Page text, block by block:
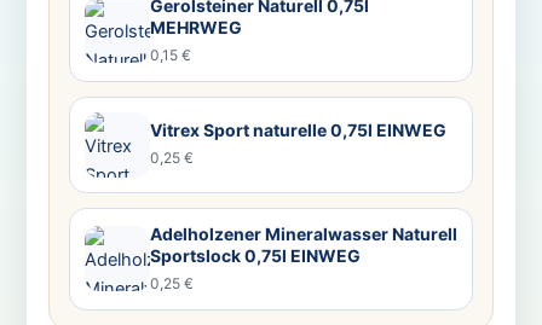
Gerolsteiner Naturell 0,75l
MEHRWEG
0,15 €
Vitrex Sport naturelle 0,75l EINWEG
0,25 €
Adelholzener Mineralwasser Naturell
Sportslock 0,75l EINWEG
0,25 €